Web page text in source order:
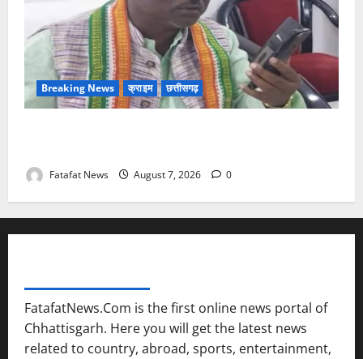
Breaking News क्राइम छत्तीसगढ़
Fatafat News August 7, 2026 0
FatafatNews.Com is the first online news portal of
Chhattisgarh. Here you will get the latest news
related to country, abroad, sports, entertainment,